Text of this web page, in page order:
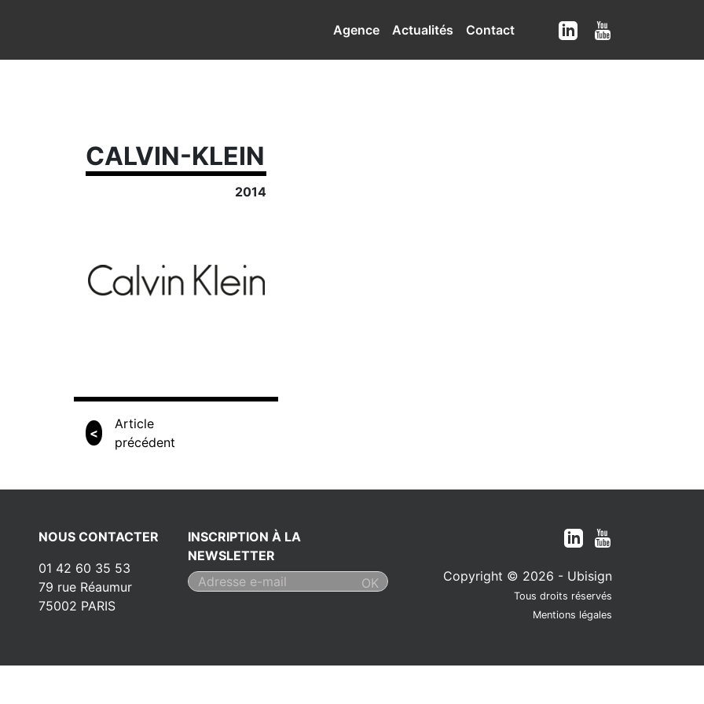
Agence Actualités Contact
CALVIN-KLEIN
2014
<
Article
précédent
NOUS CONTACTER
01 42 60 35 53
79 rue Réaumur
75002 PARIS
INSCRIPTION À LA
NEWSLETTER
Copyright © 2026 - Ubisign
Tous droits réservés
Mentions légales